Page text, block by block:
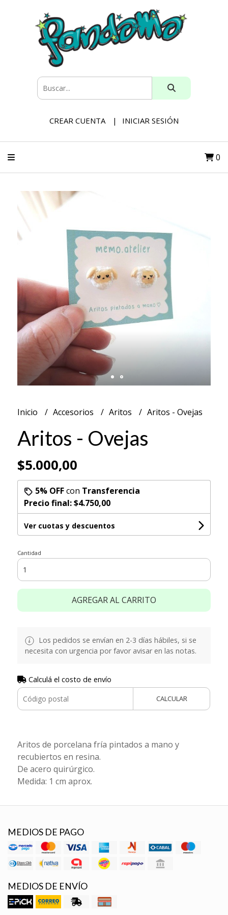
CREAR CUENTA INICIAR SESIÓN
0
Inicio Accesorios Aritos Aritos - Ovejas
Aritos - Ovejas
$5.000,00
5% OFFcon Transferencia
Precio final:$4.750,00
Ver cuotas y descuentos
Cantidad
AGREGAR AL CARRITO
Los pedidos se envían en 2-3 días hábiles, si se
necesita con urgencia por favor avisar en las notas.
Calculá el costo de envío
CALCULAR
Aritos de porcelana fría pintados a mano y
recubiertos en resina.
De acero quirúrgico.
Medida: 1 cm aprox.
MEDIOS DE PAGO
MEDIOS DE ENVÍO